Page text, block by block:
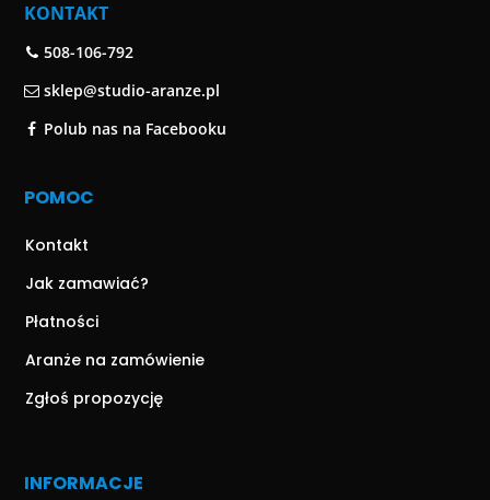
KONTAKT
508-106-792
sklep@studio-aranze.pl
Polub nas na Facebooku
POMOC
Kontakt
Jak zamawiać?
Płatności
Aranże na zamówienie
Zgłoś propozycję
INFORMACJE